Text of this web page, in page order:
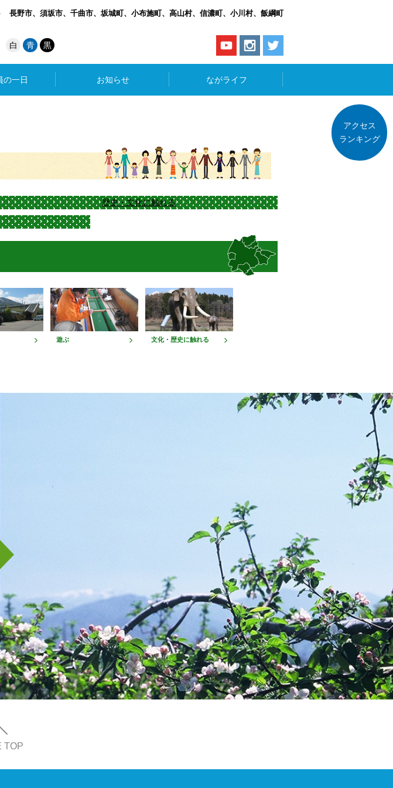
長野市、須坂市、千曲市、坂城町、小布施町、高山村、信濃町、小川村、飯綱町
白 青 黒
の一日 お知らせ ながライフ
歴史・文化に触れる
遊ぶ 文化・歴史に触れる
アクセス
ランキング
TOP